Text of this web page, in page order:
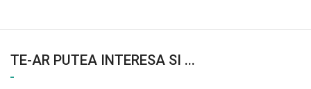
TE-AR PUTEA INTERESA SI ...